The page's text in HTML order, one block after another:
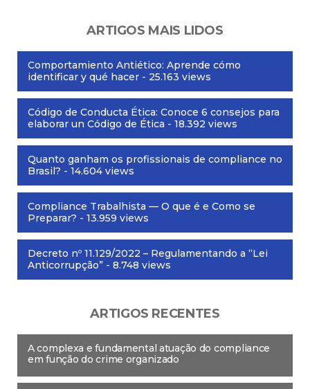
ARTIGOS MAIS LIDOS
Comportamiento Antiético: Aprende cómo
identificar y qué hacer - 25.163 views
Código de Conducta Ética: Conoce 6 consejos para
elaborar un Código de Ética - 18.392 views
Quanto ganham os profissionais de compliance no
Brasil? - 14.604 views
Compliance Trabalhista — O que é e Como se
Preparar? - 13.959 views
Decreto nº 11.129/2022 – Regulamentando a “Lei
Anticorrupção” - 8.748 views
ARTIGOS RECENTES
A complexa e fundamental atuação do compliance
em função do crime organizado